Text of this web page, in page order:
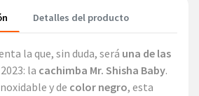
Detalles del producto
la que, sin duda, será una de las
la cachimba Mr. Shisha Baby.
y de color negro, esta